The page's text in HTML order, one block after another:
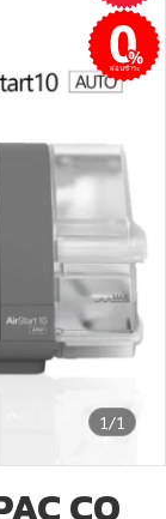
1/1
ผ่อนชำระ